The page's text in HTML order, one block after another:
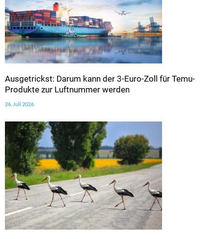
Ausgetrickst: Darum kann der 3-Euro-Zoll für Temu-
Produkte zur Luftnummer werden
26. Juli 2026